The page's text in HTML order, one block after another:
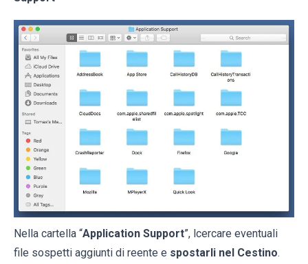
Nella cartella “Application Support”, lcercare eventuali
file sospetti aggiunti di reente e spostarli nel Cestino.